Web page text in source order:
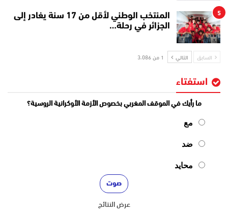
5
المنتخب الوطني لأقل من 17 سنة يغادر إلى
الجزائر في رحلة…
السابق التالي 1 من 3٬086
استفتاء
ما رأيك في الموقف المغربي بخصوص الأزمة الأوكرانية الروسية؟
مع
ضد
محايد
عرض النتائج